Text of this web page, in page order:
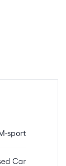
sport
Car